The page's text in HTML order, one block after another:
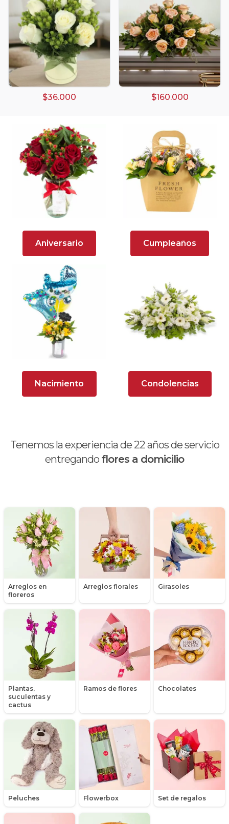
$36.000 $160.000
Aniversario Cumpleaños
Nacimiento Condolencias
Tenemos la experiencia de 22años de servicio
entregando flores a domicilio
Arreglos en
floreros
Arreglos florales Girasoles
Plantas,
suculentas y
cactus
Ramos de flores Chocolates
Peluches Flowerbox Set de regalos
Arreglos damasco
Arreglos de Globos
Arreglos Florales
Arreglos florales amarillos
Arreglos florales de color rojo
Arreglos Florales en Florero
Arreglos florales en tono blanco
Arreglos florales en tono lila
Arreglos florales en tono naranja
Arreglos Florales para Aniversario
Arreglos florales para dar agradecimiento
Arreglos Florales para Defunciones
Arreglos Florales para Eventos
Arreglos florales románticos
Ave del Paraíso (Strelitzia)
Chocolates y galletas
Día de la secretaria
Flores y Regalos de Navidad
Gerberas
Girasoles
Globos
Graduación
Hipericum
Libros
Maules
Mensajes
Minirosas
Nacimiento de niños
Nacimientos